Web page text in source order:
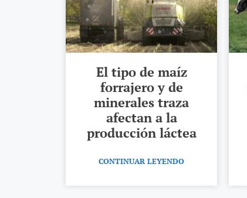
El tipo de maíz
forrajero y de
minerales traza
afectan a la
producción láctea
CONTINUAR LEYENDO